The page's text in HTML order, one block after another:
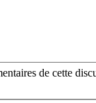
de cette